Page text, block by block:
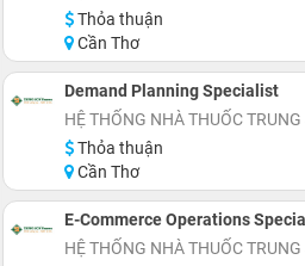
Thỏa thuận
Cần Thơ
Demand Planning Specialist
HỆ THỐNG NHÀ THUỐC TRUNG
Thỏa thuận
Cần Thơ
E-Commerce Operations
HỆ THỐNG NHÀ THUỐC TRUNG